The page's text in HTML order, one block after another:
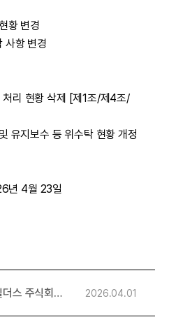
황 변경
사항 변경
리 현황 삭제 [제1조/제4조/
유지보수 등 위수탁 현황 개정
년 4월 23일
스 주식회사
2026.04.01